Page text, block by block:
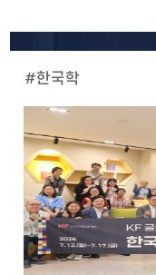
#한국학